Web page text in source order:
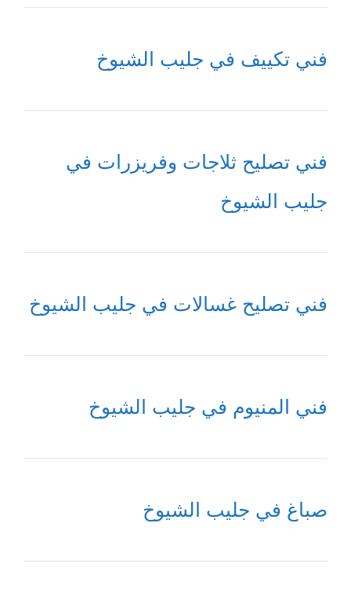
فني تكييف في جليب الشيوخ
فني تصليح ثلاجات وفريزرات في
جليب الشيوخ
فني تصليح غسالات في جليب الشيوخ
فني المنيوم في جليب الشيوخ
صباغ في جليب الشيوخ